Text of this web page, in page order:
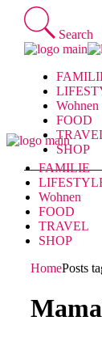
Skip
content
Search
Wohnen
FOOD
SHOP
FAMILIE
Wohnen
FOOD
TRAVEL
SHOP
HomePosts